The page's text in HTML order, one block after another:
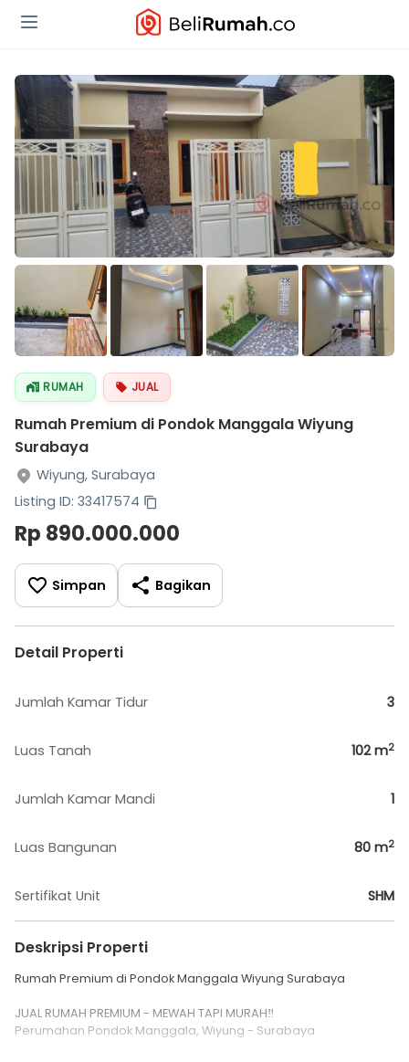
RUMAH JUAL
Rumah Premium di Pondok Manggala Wiyung
Surabaya
Wiyung, Surabaya
Listing ID: 33417574
Rp 890.000.000
Simpan Bagikan
Detail Properti
Jumlah Kamar Tidur 3
Luas Tanah 102m2
Jumlah Kamar Mandi 1
Luas Bangunan 80 m2
Sertifikat Unit SHM
Deskripsi Properti
Rumah Premium di Pondok Manggala Wiyung Surabaya
JUAL RUMAH PREMIUM - MEWAH TAPI MURAH‼️
Perumahan Pondok Manggala, Wiyung - Surabaya